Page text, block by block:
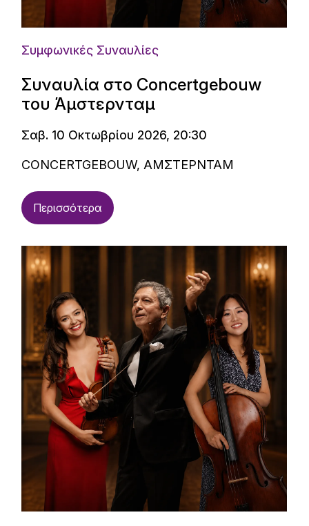
Συμφωνικές Συναυλίες
Συναυλία στο Concertgebouw
του Άμστερνταμ
Σαβ. 10 Οκτωβρίου 2026, 20:30
CONCERTGEBOUW, ΑΜΣΤΕΡΝΤΑΜ
Περισσότερα